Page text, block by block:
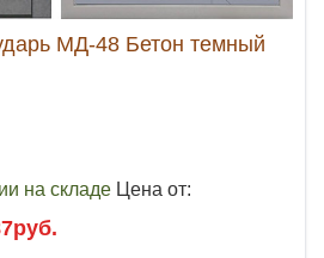
МД-48 Бетон темный
на складе Цена от: